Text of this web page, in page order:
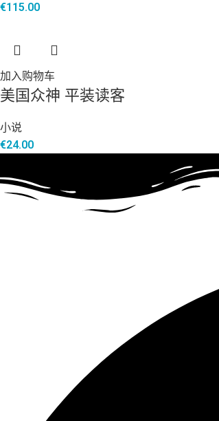
€115.00
加入购物车
美国众神 平装读客
小说
€24.00